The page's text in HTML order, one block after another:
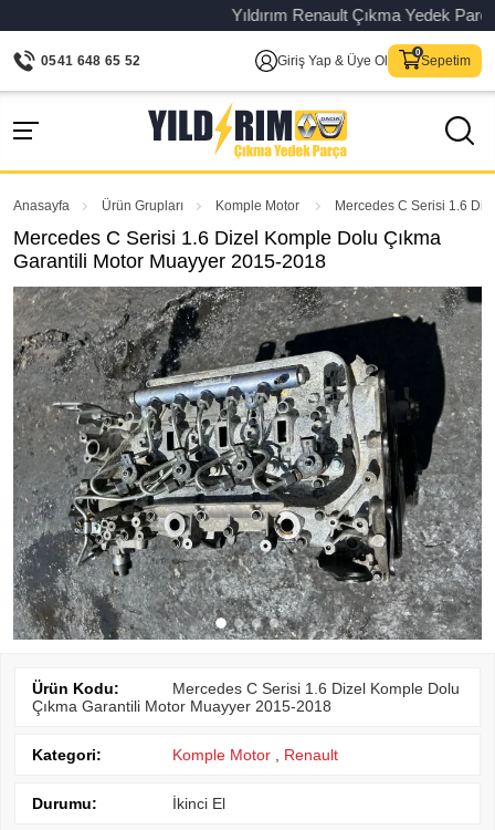
Yıldırım Renault Çıkma Yedek
0541 648 65 52 Giriş Yap & Üye Ol Sepetim
Anasayfa Ürün Grupları Komple Motor Mercedes C Serisi 1.6
Mercedes C Serisi 1.6 Dizel Komple Dolu Çıkma
Garantili Motor Muayyer 2015-2018
Ürün Kodu:
Mercedes C Serisi 1.6 Dizel Komple Dolu
Çıkma Garantili Motor Muayyer 2015-2018
Kategori: Komple Motor Renault
Durumu: İkinci El